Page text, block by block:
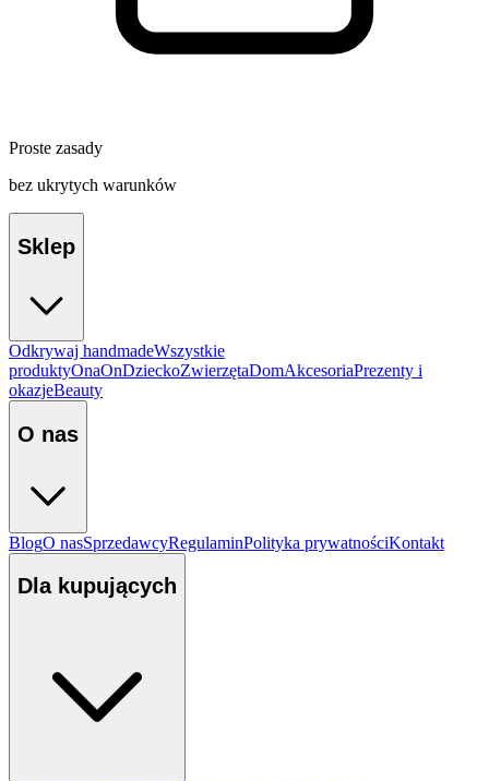
Proste zasady
bez ukrytych warunków
Sklep
Odkrywaj handmadeWszystkie
produktyOnaOnDzieckoZwierzętaDomAkcesoriaPrezenty i
okazjeBeauty
O nas
BlogO nasSprzedawcyRegulaminPolityka prywatnościKontakt
Dla kupujących